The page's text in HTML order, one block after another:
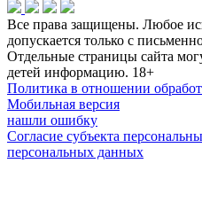
Все права защищены. Любое
допускается только с
Отдельные страницы сайта
детей информацию. 18+
Политика в отношении
Мобильная версия
нашли ошибку
Согласие субъекта
персональных данных